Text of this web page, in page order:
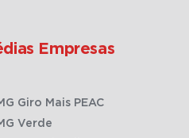
Empresas
Giro Mais PEAC
Verde